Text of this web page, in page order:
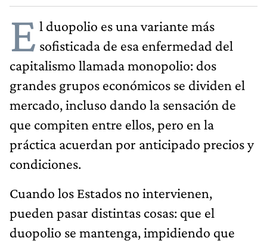
E l duopolio es una variante más
sofisticada de esa enfermedad del
capitalismo llamada monopolio: dos
grandes grupos económicos se dividen el
mercado, incluso dando la sensación de
que compiten entre ellos, pero en la
práctica acuerdan por anticipado precios y
condiciones.
Cuando los Estados no intervienen,
pueden pasar distintas cosas: que el
duopolio se mantenga, impidiendo que